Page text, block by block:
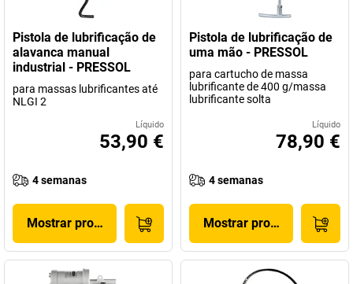
Pistola de lubrificação de
alavanca manual
industrial - PRESSOL
para massas lubrificantes até
NLGI 2
Líquido
53,90 €
4 semanas
Mostrar produto
Pistola de lubrificação de
uma mão - PRESSOL
para cartucho de massa
lubrificante de 400 g/massa
lubrificante solta
Líquido
78,90 €
4 semanas
Mostrar produto